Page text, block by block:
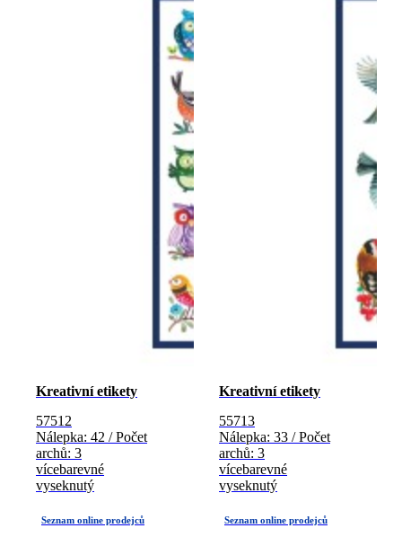
Kreativní etikety
57512
Nálepka: 42 / Počet
archů: 3
vícebarevné
vyseknutý
Kreativní etikety
55713
Nálepka: 33 / Počet
archů: 3
vícebarevné
vyseknutý